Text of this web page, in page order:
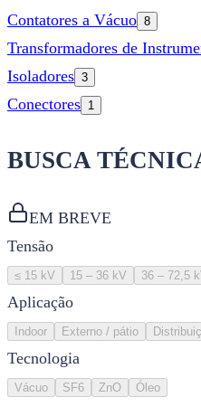
Contatores a Vácuo 8
Transformadores de
Isoladores 3
Conectores 1
BUSCA
EM BREVE
Tensão
≤ 15 kV 15 – 36 kV 36 – 72,5
Aplicação
Indoor Externo / pátio
Tecnologia
Vácuo SF6 ZnO Óleo